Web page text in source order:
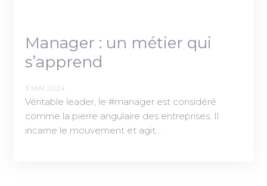
Manager : un métier qui
s’apprend
3 MAI 2024
Véritable leader, le #manager est considéré
comme la pierre angulaire des entreprises. Il
incarne le mouvement et agit…